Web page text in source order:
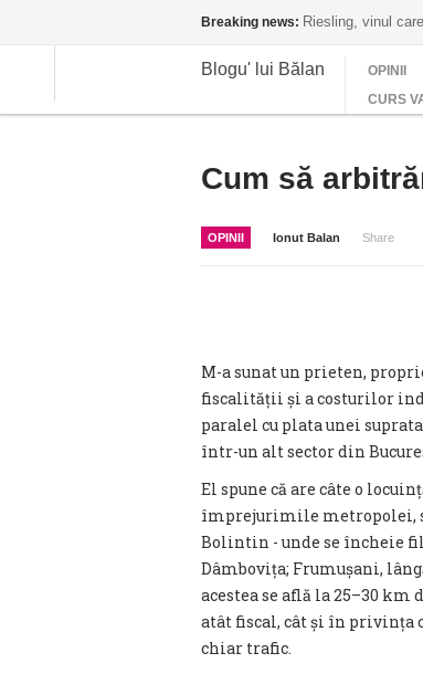
Breaking news: Riesling, vinul
Blogu' lui Bălan OPINII
CURS
Cum să
OPINII Ionut Balan Share
M-a sunat un prieten,
fiscalității și a costurilor
paralel cu plata unei
într-un alt sector din
El spune că are câte o
împrejurimile metropolei,
Bolintin - unde se încheie
Dâmbovița; Frumușani,
acestea se află la 25–30
atât fiscal, cât și în
chiar trafic.